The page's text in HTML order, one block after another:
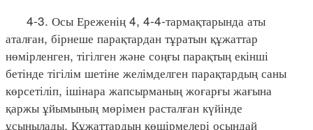
4-3. Осы Ереженің 4, 4-4-тармақтарында аты
аталған, бірнеше парақтардан тұратын құжаттар
нөмірленген, тігілген және соңғы парақтың екінші
бетінде тігілім шетіне желімделген парақтардың саны
көрсетіліп, ішінара жапсырманың жоғарғы жағына
қаржы ұйымының мөрімен расталған күйінде
ұсынылады. Құжаттардың көшірмелері осындай